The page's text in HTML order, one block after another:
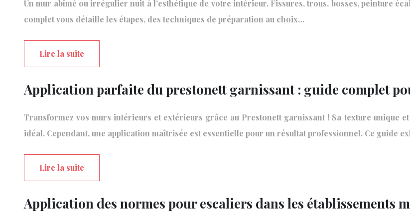
Un mur abîmé ou irrégulier nuit à l’esthétique de votre intérieur. Fissures, trous, bosses, peinture
complet vous détaille les étapes, des techniques de préparation au choix…
Lire la suite
Application parfaite du prestonett garnissant : guide complet
Transformez vos murs intérieurs et extérieurs grâce au Prestonett garnissant ! Sa texture unique
idéal. Cependant, une application maîtrisée est essentielle pour un résultat professionnel. Ce guide
Lire la suite
Application des normes pour escaliers dans les établissements